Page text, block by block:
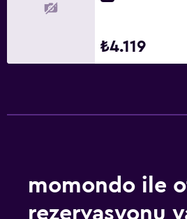
₺4.119
momondo ile
rezervasyonu